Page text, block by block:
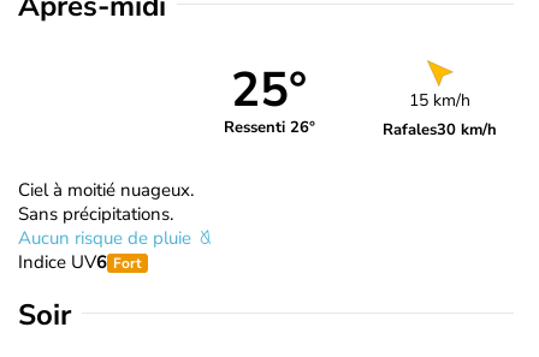
25°
Ressenti 26°
15 km/h
Rafales30 km/h
Ciel à moitié nuageux.
Sans précipitations.
Aucun risque de pluie
Indice UV6 Fort
Soir